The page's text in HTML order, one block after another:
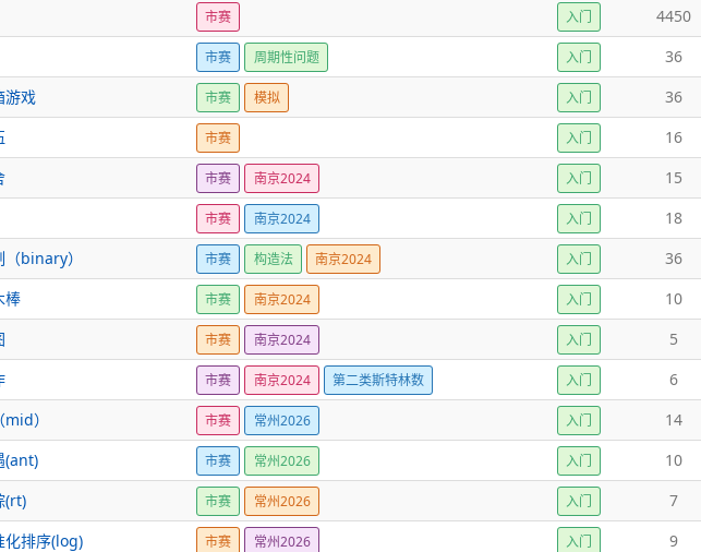
市赛 入门
4450
市赛 周期性问题 入门
36
游戏 市赛 模拟 入门
36
市赛 入门
16
市赛 南京2024 入门
15
市赛 南京2024 入门
18
binary） 市赛 构造法 南京2024 入门
36
棒 市赛 南京2024 入门
10
市赛 南京2024 入门
5
市赛 南京2024 第二类斯特林数 入门
6
） 市赛 常州2026 入门
14
(ant) 市赛 常州2026 入门
10
(rt) 市赛 常州2026 入门
7
化排序(log) 市赛 常州2026 入门
9